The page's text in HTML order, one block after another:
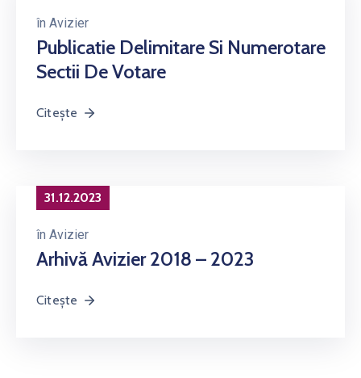
în Avizier
Publicatie Delimitare Si Numerotare
Sectii De Votare
Citește
31.12.2023
în Avizier
Arhivă Avizier 2018 – 2023
Citește